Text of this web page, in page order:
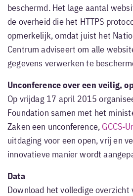
beschermd. Het lage aantal
de overheid die het HTTPS
opmerkelijk, omdat juist het
Centrum adviseert om alle
gegevens verwerken te
Unconference over een veilig,
Op vrijdag 17 april 2015
Foundation samen met het
Zaken een unconference, GCCS-
uitdaging voor een open, vrij en
innovatieve manier wordt
Data
Download het volledige overzicht